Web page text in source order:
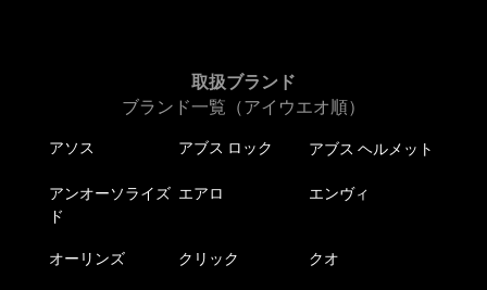
取扱ブランド
ブランド一覧（アイウエオ順）
アソス アブス ロック アブス ヘルメット
アンオーソライズ
ド
エアロ エンヴィ
オーリンズ クリック クオ